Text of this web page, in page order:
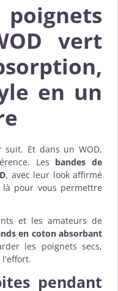
vert
en un
Et dans un WOD,
Les bandes de
, avec leur look affirmé
pour vous permettre
et les amateurs de
en coton absorbant
les poignets secs,
l'effort.
pendant